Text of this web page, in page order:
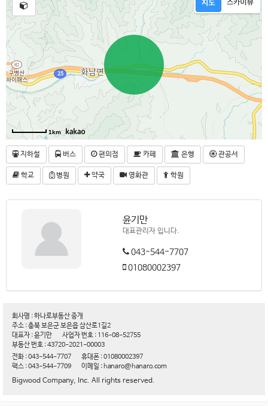
1km
지하철 버스 편의점 카페 은행 관공서
학교 병원 약국 영화관 학원
윤기만
대표관리자 입니다.
043-544-7707
01080002397
회사명 : 하나로부동산 중개
주소 : 충북 보은군 보은읍 삼산로1길2
대표자 : 윤기만
사업자 번호 : 116-08-52755
부동산 번호 : 43720-2021-00003
전화 : 043-544-7707
휴대폰 : 01080002397
팩스 : 043-544-7709
이메일 : hanaro@hanaro.com
Bigwood Company, Inc. All rights reserved.